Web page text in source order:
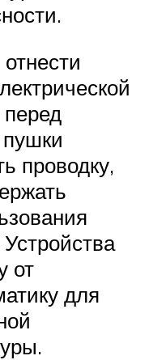
перед
проводку,
от
для